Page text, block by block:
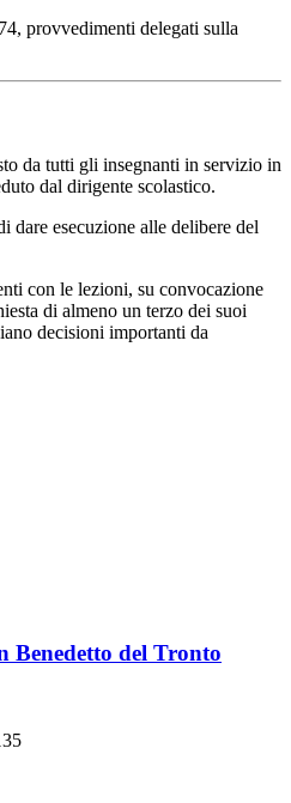
provvedimenti delegati sulla
da tutti gli insegnanti in servizio in
dal dirigente scolastico.
dare esecuzione alle delibere del
con le lezioni, su convocazione
di almeno un terzo dei suoi
decisioni importanti da
del Tronto